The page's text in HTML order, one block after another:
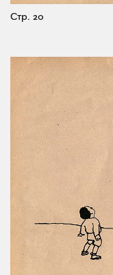
Стр. 20